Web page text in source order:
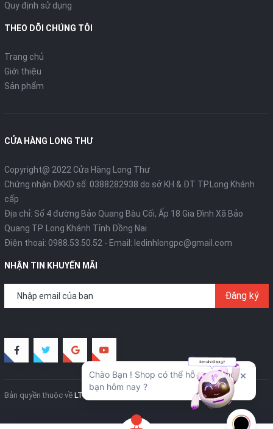
Quy định sử dụng
THEO DÕI CHÚNG TÔI
Trang chủ
Giới thiệu
Sản phẩm
CỬA HÀNG LONG THƯ
Copyright@ 2022 Cửa Hàng Long Thư
Chứng nhận ĐKKD số: 0388282938 do sở KH & ĐT TP.Long Khánh
cấp
Địa chỉ: Số 4 đường Bảo Quang Bàu Cối, Ấp 18 Gia Đình Xã Bảo
Quang TP. Long Khánh Tỉnh Đồng Nai
Điện thoại: 0988.53.50.52 - Email: ledinhlongpc@gmail.com
NHẬN TIN KHUYẾN MÃI
Đăng ký
Bản quyền thuộc về LT Creative